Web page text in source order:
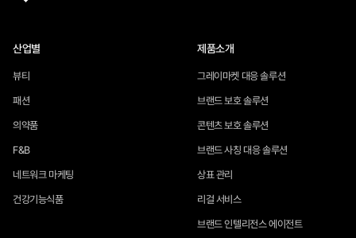
제품소개
그레이마켓 대응 솔루션
브랜드 보호 솔루션
콘텐츠 보호 솔루션
브랜드 사칭 대응 솔루션
상표 관리
리걸 서비스
브랜드 인텔리전스 에이전트
산업별
뷰티
패션
의약품
F&B
네트워크 마케팅
건강기능식품